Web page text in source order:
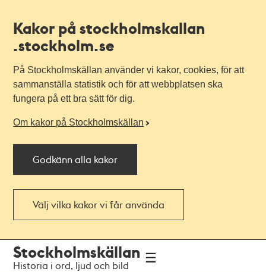
Kakor på stockholmskallan
.stockholm.se
På Stockholmskällan använder vi kakor, cookies, för att
sammanställa statistik och för att webbplatsen ska
fungera på ett bra sätt för dig.
Om kakor på Stockholmskällan
Godkänn alla kakor
Välj vilka kakor vi får använda
navigationen
huvudinnehållet
Stockholmskällan
Historia i ord, ljud och bild